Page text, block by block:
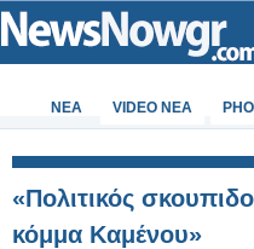
ΝΕΑ VIDEO NEA
«Πολιτικός
κόμμα Καμένου»